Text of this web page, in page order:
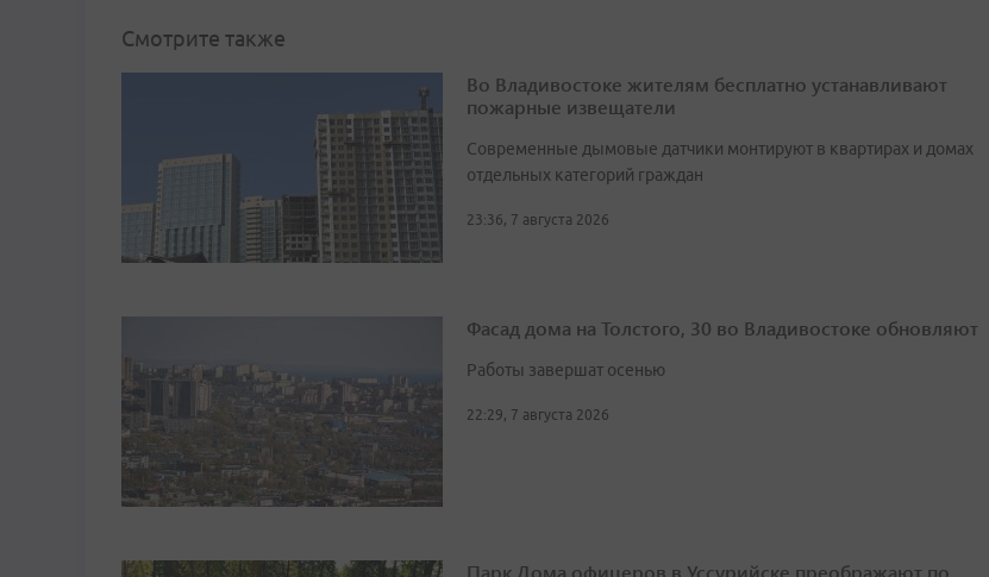
Смотрите также
Во Владивостоке жителям бесплатно устанавливают
пожарные извещатели
Современные дымовые датчики монтируют в квартирах и домах
отдельных категорий граждан
23:36, 7 августа 2026
Фасад дома на Толстого, 30 во Владивостоке обновляют
Работы завершат осенью
22:29, 7 августа 2026